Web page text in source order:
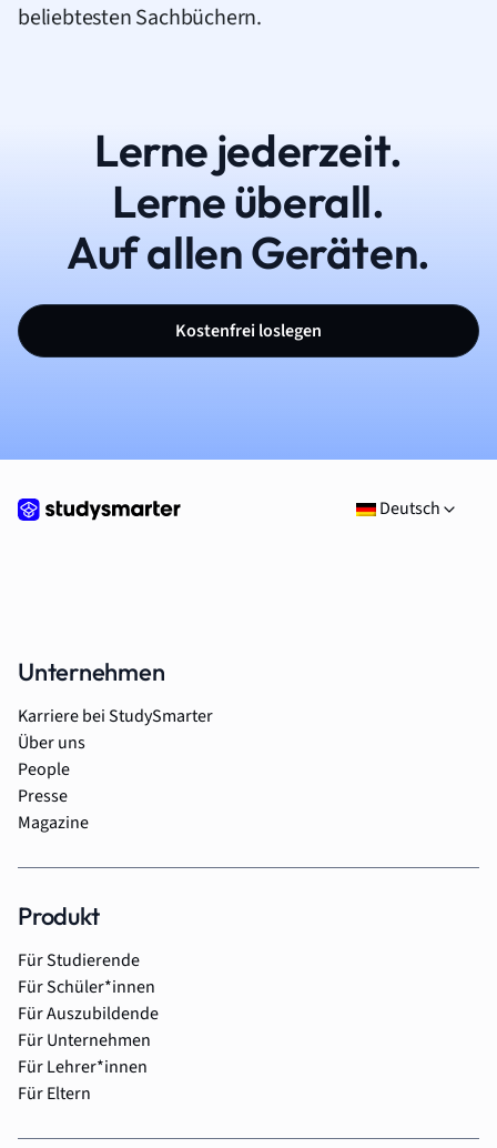
beliebtesten Sachbüchern.
Lerne jederzeit.
Lerne überall.
Auf allen Geräten.
Kostenfrei loslegen
Deutsch
Unternehmen
Karriere bei StudySmarter
Über uns
People
Presse
Magazine
Produkt
Für Studierende
Für Schüler*innen
Für Auszubildende
Für Unternehmen
Für Lehrer*innen
Für Eltern